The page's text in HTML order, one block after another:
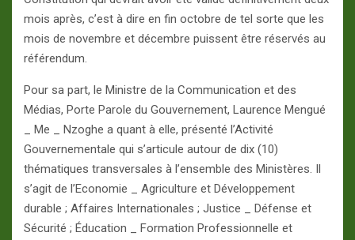
mois après, c’est à dire en fin octobre de tel sorte que les
mois de novembre et décembre puissent être réservés au
référendum.
Pour sa part, le Ministre de la Communication et des
Médias, Porte Parole du Gouvernement, Laurence Mengué
_ Me _ Nzoghe a quant à elle, présenté l’Activité
Gouvernementale qui s’articule autour de dix (10)
thématiques transversales à l’ensemble des Ministères. Il
s’agit de l’Economie _ Agriculture et Développement
durable ; Affaires Internationales ; Justice _ Défense et
Sécurité ; Éducation _ Formation Professionnelle et